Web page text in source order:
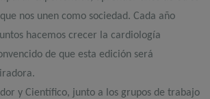
nos unen como sociedad. Cada año
hacemos crecer la cardiología
de que esta edición será
y Científico, junto a los grupos de trabajo